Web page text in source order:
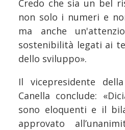
Credo che sia un bel
non solo i numeri e
ma anche
sostenibilità legati ai
dello sviluppo».
Il vicepresidente
Canella conclude:
sono eloquenti e il
approvato